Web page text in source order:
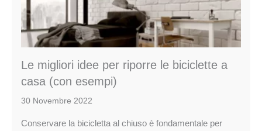
Le migliori idee per riporre le biciclette a
casa (con esempi)
30 Novembre 2022
Conservare la bicicletta al chiuso è fondamentale per